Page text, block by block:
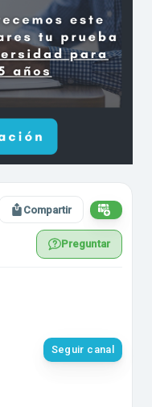
Compartir
Preguntar
Seguir canal